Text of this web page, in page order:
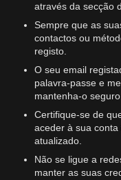
através da secção
Sempre que as
contactos ou
registo.
O seu email
palavra-passe e
mantenha-o
Certifique-se de
aceder à sua
atualizado.
Não se ligue a
manter as suas